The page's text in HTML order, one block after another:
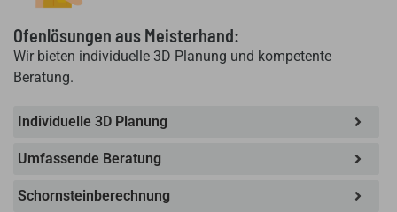
Ofenlösungen aus Meisterhand:
Wir bieten individuelle 3D Planung und kompetente
Beratung.
Individuelle 3D Planung
Umfassende Beratung
Schornsteinberechnung